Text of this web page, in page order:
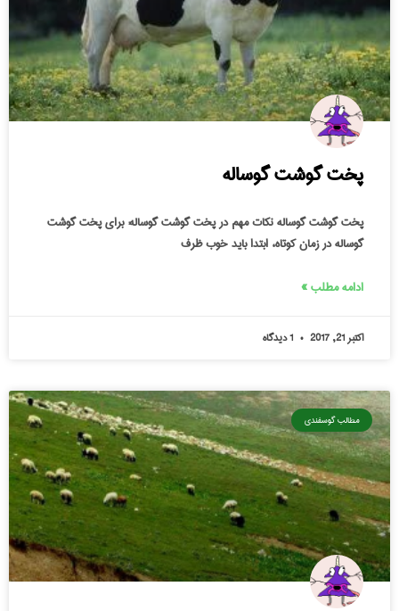
پخت گوشت گوساله
پخت گوشت گوساله نکات مهم در پخت گوشت گوساله: برای پخت گوشت
گوساله در زمان کوتاه، ابتدا باید خوب ظرف
ادامه مطلب »
اکتبر 21, 2017
مطالب گوسفندی